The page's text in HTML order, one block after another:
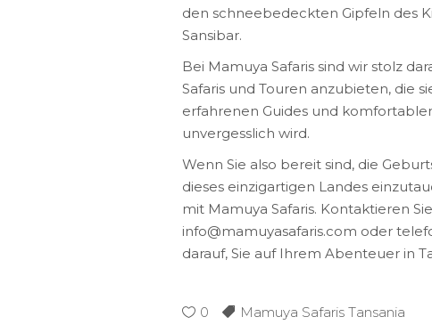
den schneebedeckten Gipfeln des
Sansibar.
Bei Mamuya Safaris sind wir stolz
Safaris und Touren anzubieten, die
erfahrenen Guides und
unvergesslich wird.
Wenn Sie also bereit sind, die
dieses einzigartigen Landes
mit Mamuya Safaris. Kontaktieren
info@mamuyasafaris.com oder
darauf, Sie auf Ihrem Abenteuer in
0 Mamuya Safaris Tansania